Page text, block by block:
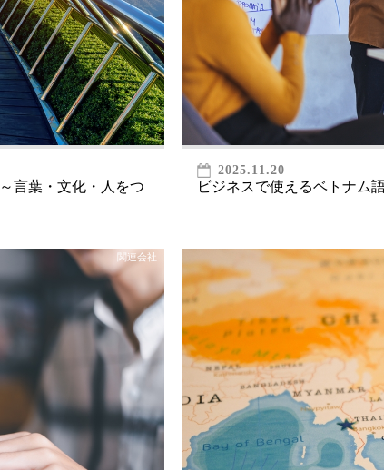
言葉・文化・人をつ
2025.11.20
ビジネスで使えるベトナム
関連会社